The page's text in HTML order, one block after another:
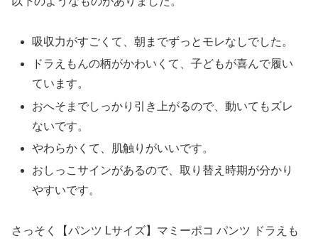
吸収力がすごくて、朝までずっとモレなしでした。
ドラえもんの柄がかわいくて、子どもが喜んで履い
ています。
おへそまでしっかり引き上がるので、動いてもズレ
ないです。
やわらかくて、肌触りがいいです。
おしっこサインがあるので、取り替え時期が分かり
やすいです。
さっそく【パンツ Lサイズ】マミーポコ パンツ ドラえも